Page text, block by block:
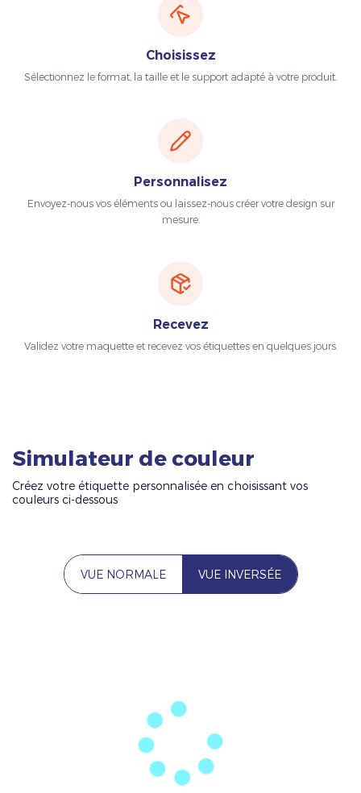
Choisissez
Sélectionnez le format, la taille et le support adapté à votre produit.
Personnalisez
Envoyez-nous vos éléments ou laissez-nous créer votre design sur
mesure.
Recevez
Validez votre maquette et recevez vos étiquettes en quelques jours.
Simulateur de couleur
Créez votre étiquette personnalisée en choisissant vos
couleurs ci-dessous
VUE NORMALE VUE INVERSÉE